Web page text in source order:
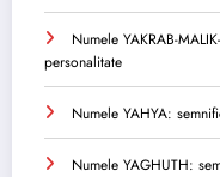
Numele YAKRAB-
personalitate
Numele YAHYA:
Numele YAGHUTH: